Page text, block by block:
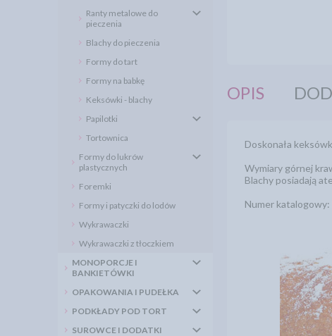
Ranty metalowe do
pieczenia
Blachy do pieczenia
Formy do tart
Formy na babkę
Keksówki - blachy
Papilotki
Tortownica
Formy do lukrów
plastycznych
Foremki
Formy i patyczki do lodów
Wykrawaczki
Wykrawaczki z tłoczkiem
MONOPORCJE I
BANKIETÓWKI
OPAKOWANIA I PUDEŁKA
PODKŁADY POD TORT
SUROWCE I DODATKI
OPIS
Doskonała
Wymiary górnej
Blachy posiadają
Numer katalogowy: